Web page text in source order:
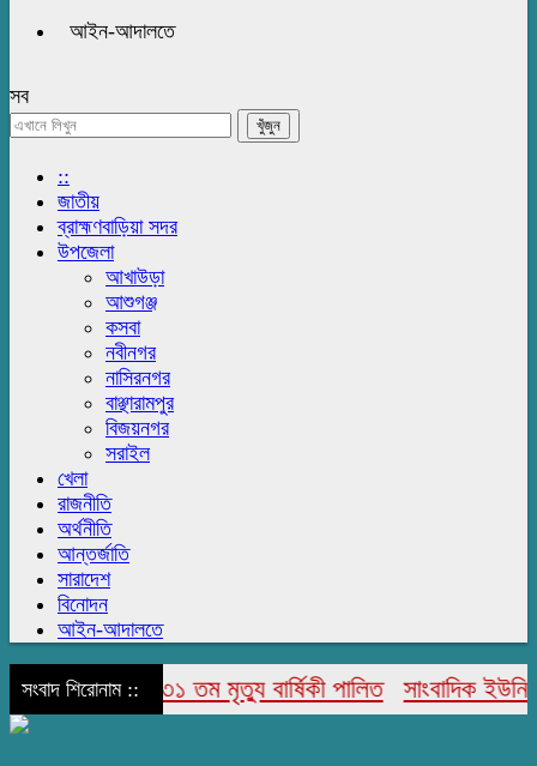
আইন-আদালতে
সব
::
জাতীয়
ব্রাহ্মণবাড়িয়া সদর
উপজেলা
আখাউড়া
আশুগঞ্জ
কসবা
নবীনগর
নাসিরনগর
বাঞ্ছারামপুর
বিজয়নগর
সরাইল
খেলা
রাজনীতি
অর্থনীতি
আন্তর্জাতি
সারাদেশ
বিনোদন
আইন-আদালতে
সংবাদ শিরোনাম ::
আহমেদ’র ৩১ তম মৃত্যু বার্ষিকী পালিত সাংবাদিক ইউনিয়ন